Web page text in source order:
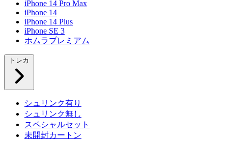
iPhone 14 Pro Max
iPhone 14
iPhone 14 Plus
iPhone SE 3
ホムラプレミアム
トレカ
シュリンク有り
シュリンク無し
スペシャルセット
未開封カートン